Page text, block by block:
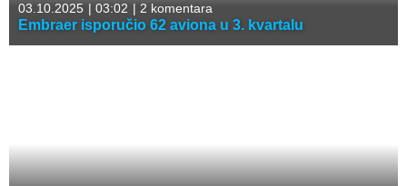
03.10.2025 | 03:02 | 2 komentara
Embraer isporučio 62 aviona u 3. kvartalu